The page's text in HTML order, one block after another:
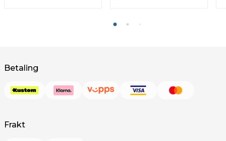
Betaling
Frakt